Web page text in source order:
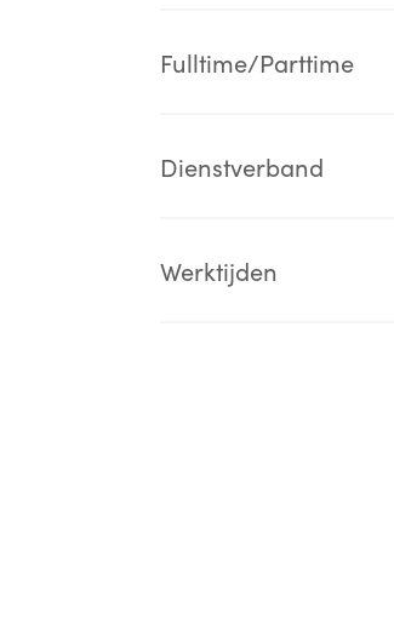
Fulltime/Parttime
Dienstverband
Werktijden